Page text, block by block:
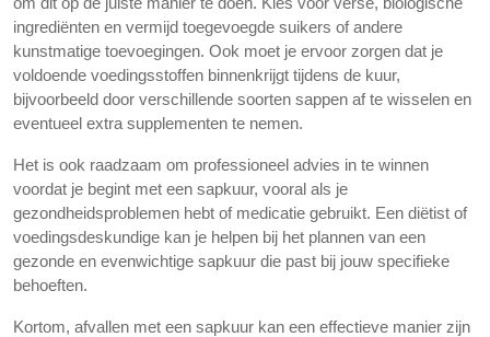
ingrediënten en vermijd toegevoegde suikers of andere
kunstmatige toevoegingen. Ook moet je ervoor zorgen dat je
voldoende voedingsstoffen binnenkrijgt tijdens de kuur,
bijvoorbeeld door verschillende soorten sappen af te wisselen en
eventueel extra supplementen te nemen.
Het is ook raadzaam om professioneel advies in te winnen
voordat je begint met een sapkuur, vooral als je
gezondheidsproblemen hebt of medicatie gebruikt. Een diëtist of
voedingsdeskundige kan je helpen bij het plannen van een
gezonde en evenwichtige sapkuur die past bij jouw specifieke
behoeften.
Kortom, afvallen met een sapkuur kan een effectieve manier zijn